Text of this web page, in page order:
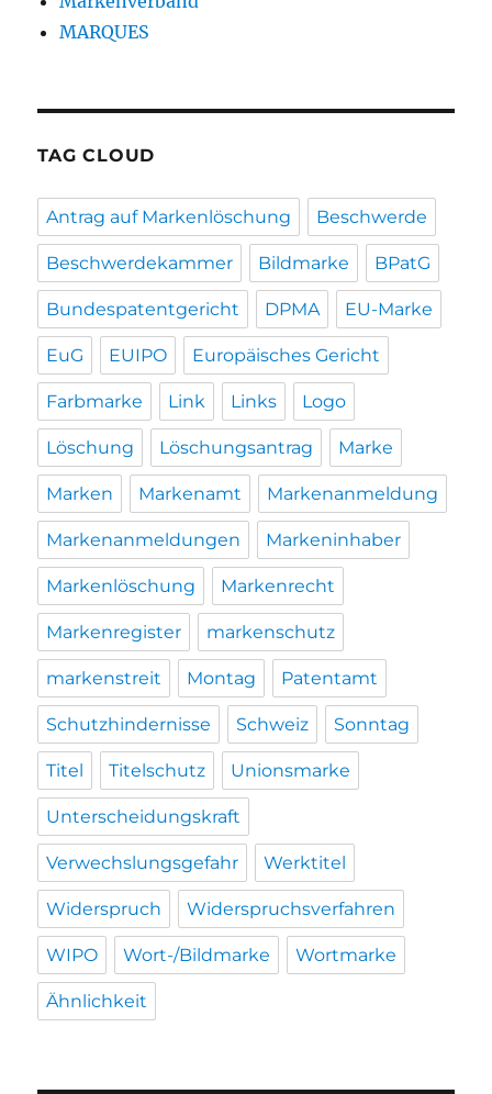
MARQUES
TAG CLOUD
Antrag auf Markenlöschung Beschwerde
Beschwerdekammer Bildmarke BPatG
Bundespatentgericht DPMA EU-Marke
EuG EUIPO Europäisches Gericht
Farbmarke Link Links Logo
Löschung Löschungsantrag Marke
Marken Markenamt Markenanmeldung
Markenanmeldungen Markeninhaber
Markenlöschung Markenrecht
Markenregister markenschutz
markenstreit Montag Patentamt
Schutzhindernisse Schweiz Sonntag
Titel Titelschutz Unionsmarke
Unterscheidungskraft
Verwechslungsgefahr Werktitel
Widerspruch Widerspruchsverfahren
WIPO Wort-/Bildmarke Wortmarke
Ähnlichkeit